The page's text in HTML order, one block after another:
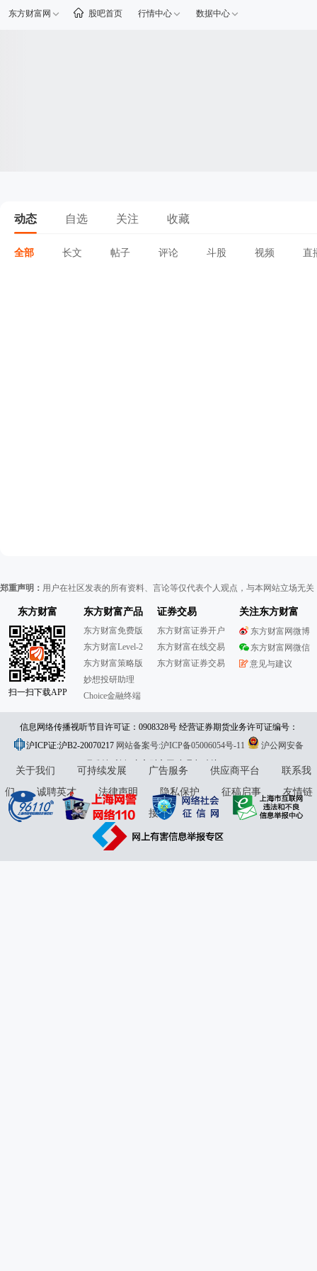
东方财富网 股吧首页 行情中心 数据中心
动态 自选 关注 收藏
全部 长文 帖子 评论 斗股 视频 直
郑重声明： 用户在社区发表的所有资料、言论等仅代表个人观点，与本网站立场无
东方财富
扫一扫下载APP
东方财富产品
东方财富免费版
东方财富Level-2
东方财富策略版
妙想投研助理
Choice金融终端
证券交易
东方财富证券开户
东方财富在线交易
东方财富证券交易
关注东方财富
东方财富网微博
东方财富网微信
意见与建议
信息网络传播视听节目许可证：0908328号 经营证券期货业务许可证编号：
913101046312860336 违法和不良信息举报:021-61278686 举报邮箱：
jubao@eastmoney.com
沪ICP证:沪B2-20070217 网站备案号:沪ICP备05006054号-11
沪公网安备
31010402000120号版权所有:东方财富网意见与建议:4000300059/952500
关于我们 可持续发展 广告服务 供应商平台
联系我
们
诚聘英才 法律声明 隐私保护 征稿启事
友情链
接